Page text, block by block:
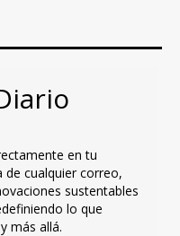
en tu
cualquier correo,
sustentables
lo que
más allá.